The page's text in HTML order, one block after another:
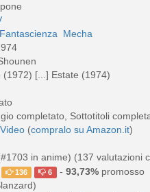
Fantascienza Mecha
(1972) [...] Estate (1974)
completato, Sottotitoli
(compralo su Amazon.it)
in anime) (137 valutazioni
136 6 - 93,73%promosso